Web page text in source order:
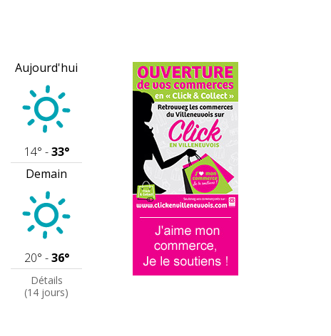
Aujourd'hui
14° -33°
Demain
20° -36°
Détails
(14 jours)